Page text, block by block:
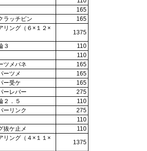
165
ラッチピン
165
リング（６×１２×
1375
３
110
110
ツメバネ
165
ーツメ
165
ー受ケ
165
ーレバー
275
２．５
110
ーリンク
275
110
抜ケ止メ
110
リング（４×１１×
1375